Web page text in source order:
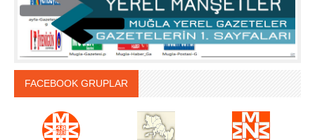
FACEBOOK GRUPLAR